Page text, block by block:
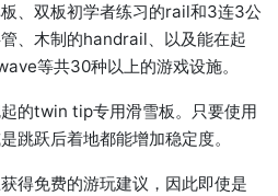
、双板初学者练习的rail和3连3公
、木制的handrail、以及能在起
等共30种以上的游戏设施。
的twin tip专用滑雪板。只要使用
跳跃后着地都能增加稳定度。
得免费的游玩建议，因此即使是